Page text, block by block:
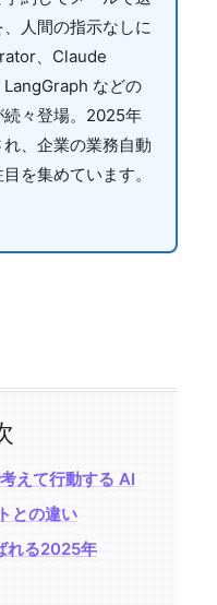
人間の指示なしに
、Claude
などの
続々登場。2025年
、企業の業務自動
を集めています。
えて行動する AI
との違い
れる2025年